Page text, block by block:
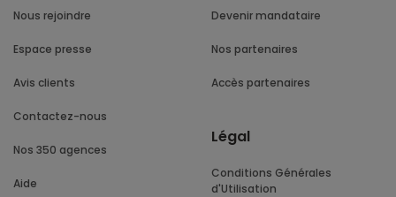
Nous rejoindre
Espace presse
Avis clients
Contactez-nous
Nos 350 agences
Aide
Devenir mandataire
Nos partenaires
Accès partenaires
Légal
Conditions Générales
d'Utilisation